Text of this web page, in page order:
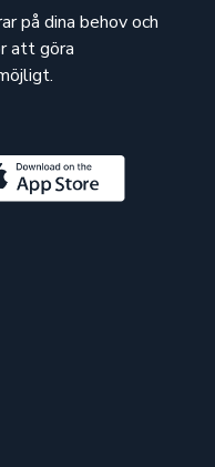
på dina behov och
att göra